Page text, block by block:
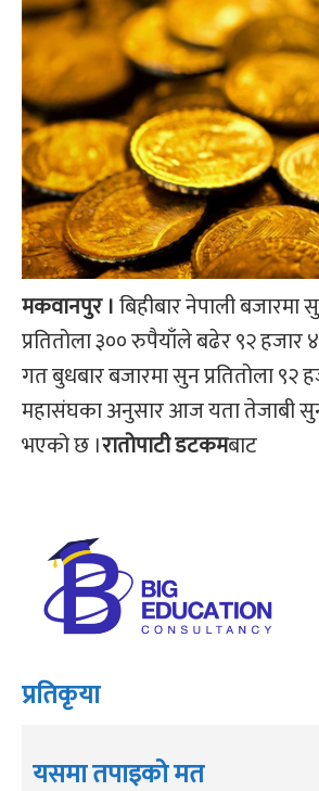
मकवानपुर ।बिहीबार नेपाली
प्रतितोला ३०० रुपैयाँले बढेर ९२
गत बुधबार बजारमा सुन प्रतितोला ९२
महासंघका अनुसार आज यता तेजाबी
भएको छ ।रातोपाटी डटकमबाट
प्रतिकृया
यसमा तपाइको मत